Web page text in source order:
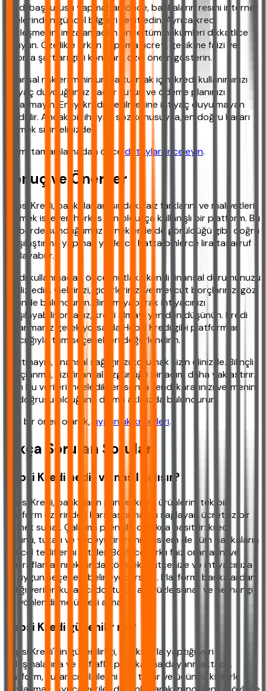
Kredi başvurusu yapmadan önce, bankaların resmi internet
sitelerinden güncel bilgileri teyit edin. Ayrıca kredi
sözleşmesini imzalamadan önce tüm hükümleri dikkatlice
okuyun. Özellikle erken kapama ücreti, gecikme faizi ve
sigorta şartları gibi konulara özel önem gösterin.
Finansal riskleri minimumda tutmak için, kredi kullanımınızı
ihtiyaç duyduğunuz kadar tutun ve ödeme planınızı
aksatmayın. En iyi kredi, çekilmesine ihtiyaç duyulmayan
kredidir. Ancak bir ihtiyaç söz konusuysa, en doğru kararı
vermek sizin elinizde.
Adımı tamamlamadan önce detayları inceleyin.
Sonuç ve Öneriler
Hepsi Kredi, bankalar arasındaki faiz farklarını ve maliyetleri
görmek isteyen herkes için oldukça kullanışlı bir platform. Bu
rehberde sunduğumuz örneklerde de görüldüğü gibi, doğru
karşılaştırma yapmak yüzlerce hatta binlerce lira tasarruf
sağlayabilir.
Kredi kullanmadan önce mutlaka kendi finansal durumunuzu
analiz edin. Gelirinizi, giderlerinizi ve mevcut borçlarınızı göz
önünde bulundurun. Birikim yaparak ihtiyacınızı
karşılayabiliyorsanız, kredi almayı yeniden düşünün. Kredi
kullanmanız gerekiyorsa da Hepsi Kredi gibi platformlar
aracılığıyla tüm seçenekleri değerlendirin.
Unutmayın, finansal sağlığınızı korumak sizin elinizde. Bilinçli
borçlanma, sizi finansal özgürlüğe bir adım daha yaklaştırır.
Tüm bu verileri inceledikten sonra kendi kararınızı vermenin
en doğrusu olduğunu daima aklınızda bulundurun.
Son bir öneri olarak, uygunluk kriterleri.
Sıkça Sorulan Sorular
Hepsi Kredi nedir ve nasıl çalışır?
Hepsi Kredi, bankaların güncel kredi ürünlerini tek bir
platform üzerinden karşılaştırmanızı sağlayan ücretsiz bir
hizmet sunar. Çalışma prensibi oldukça basittir: kredi
türünü, tutarı ve vadeyi girersiniz; sistem de tüm bankaların
güncel tekliflerini listeler. Böylece farklı faiz oranlarını ve
masrafları aynı ekranda görerek, bütçenize ve ihtiyacınıza
en uygun seçeneği belirleyebilirsiniz. Platform, bankalardan
aldığı verileri kullanıcı dostu bir arayüzle sunar ve herhangi
bir yönlendirme ücreti almaz.
Hepsi Kredi güvenilir mi?
Hepsi Kredi'nin güvenilirliği, bankalarla yaptığı veri
anlaşmalarına ve şeffaflık politikasına dayanmaktadır.
Platform, kullanıcı bilgilerini gizli tutar ve üçüncü kişilerle